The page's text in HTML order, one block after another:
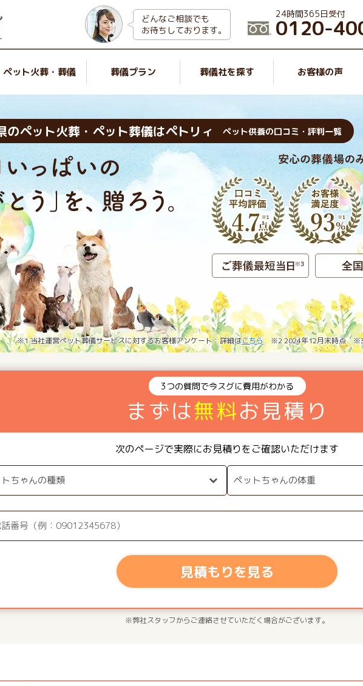
どんなご相談でも
お待ちしております。
24時間365日受付
0120-
ペット火葬・葬儀 葬儀プラン 葬儀社を探す お客様の声
のペット火葬・ペット葬儀はペトリィ ペット供養の口コミ・評判一覧
※1 当社運営ペット葬儀サービスに対するお客様アンケート：詳細はこちら※2 2024年12月末時点 ※3
3つの質問で今スグに費用がわかる
まずは無料お見積り
次のページで実際にお見積りをご確認いただけます
見積もりを見る
※弊社スタッフからご連絡させていただく場合がございます。